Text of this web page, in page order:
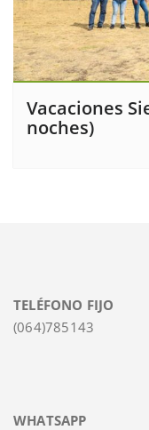
Vacaciones
noches)
TELÉFONO FIJO
(064)785143
WHATSAPP